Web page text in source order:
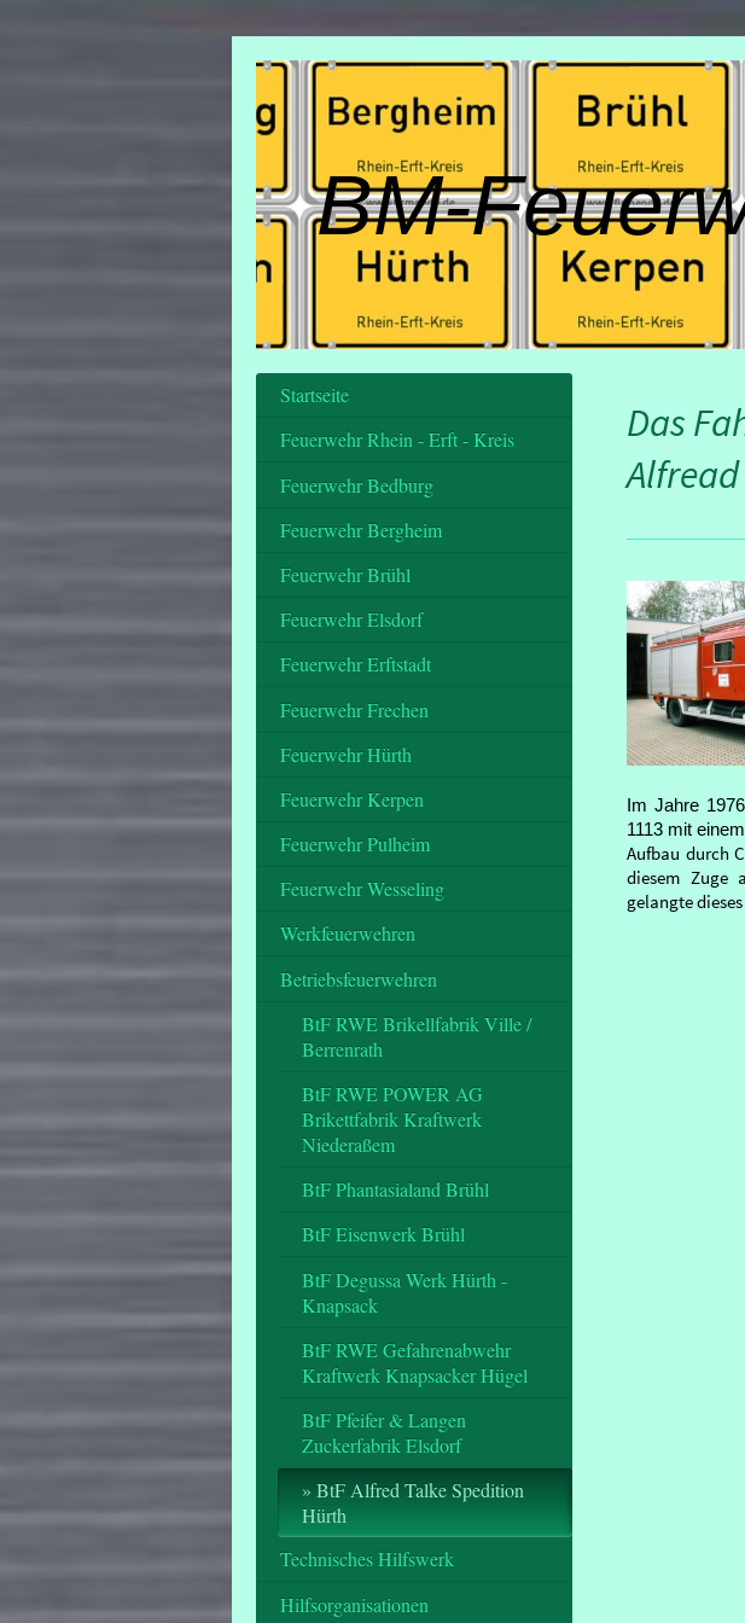
BM-
Das
Im Jahre
1113 mit
Aufbau durch
diesem Zuge
gelangte
Startseite
Feuerwehr Rhein - Erft - Kreis
Feuerwehr Bedburg
Feuerwehr Bergheim
Feuerwehr Brühl
Feuerwehr Elsdorf
Feuerwehr Erftstadt
Feuerwehr Frechen
Feuerwehr Hürth
Feuerwehr Kerpen
Feuerwehr Pulheim
Feuerwehr Wesseling
Werkfeuerwehren
Betriebsfeuerwehren
BtF RWE Brikellfabrik Ville /
Berrenrath
BtF RWE POWER AG
Brikettfabrik Kraftwerk
Niederaßem
BtF Phantasialand Brühl
BtF Eisenwerk Brühl
BtF Degussa Werk Hürth -
Knapsack
BtF RWE Gefahrenabwehr
Kraftwerk Knapsacker Hügel
BtF Pfeifer & Langen
Zuckerfabrik Elsdorf
BtF Alfred Talke Spedition
Hürth
Technisches Hilfswerk
Hilfsorganisationen